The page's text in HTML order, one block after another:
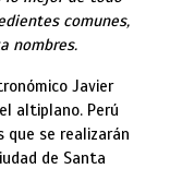
comunes,
nombres.
Javier
altiplano. Perú
que se realizarán
de Santa